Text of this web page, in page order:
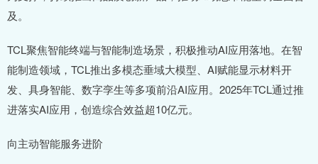
及。
TCL聚焦智能终端与智能制造场景，积极推动AI应用落地。在智
能制造领域，TCL推出多模态垂域大模型、AI赋能显示材料开
发、具身智能、数字孪生等多项前沿AI应用。2025年TCL通过推
进落实AI应用，创造综合效益超10亿元。
向主动智能服务进阶